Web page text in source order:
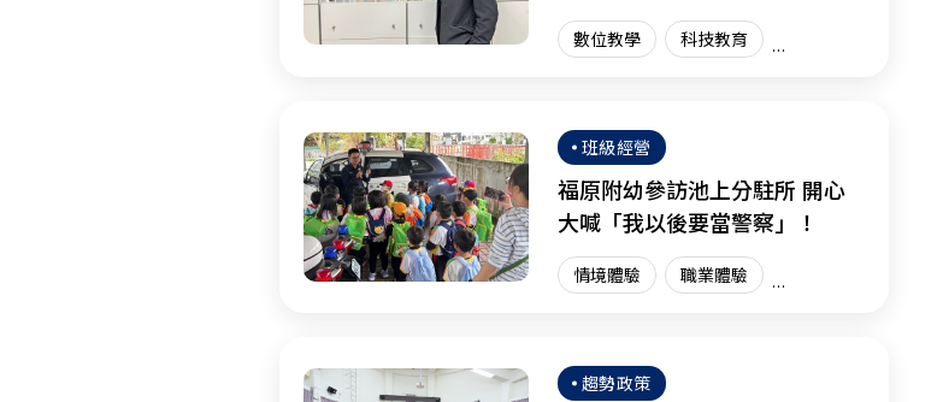
沺
數位教學 科技教育
臺灣現場
班級經營
福原附幼參訪池上分駐所 開心
大喊「我以後要當警察」！
情境體驗 職業體驗
臺灣現場
趨勢政策